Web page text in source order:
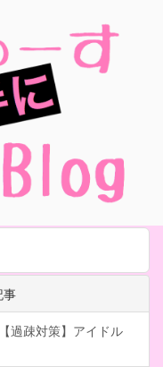
事
過疎対策】アイドル